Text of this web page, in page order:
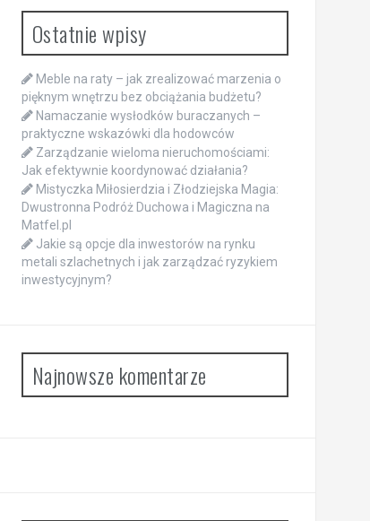
Ostatnie wpisy
Meble na raty – jak zrealizować marzenia o
pięknym wnętrzu bez obciążania budżetu?
Namaczanie wysłodków buraczanych –
praktyczne wskazówki dla hodowców
Zarządzanie wieloma nieruchomościami:
Jak efektywnie koordynować działania?
Mistyczka Miłosierdzia i Złodziejska Magia:
Dwustronna Podróż Duchowa i Magiczna na
Matfel.pl
Jakie są opcje dla inwestorów na rynku
metali szlachetnych i jak zarządzać ryzykiem
inwestycyjnym?
Najnowsze komentarze